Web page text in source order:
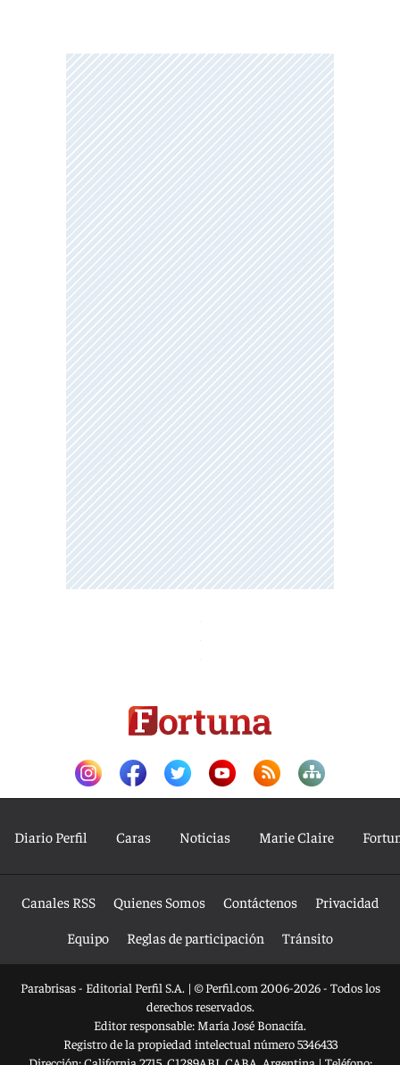
Diario Perfil Caras Noticias Marie Claire
Canales RSS Quienes Somos Contáctenos
Privacidad
Equipo
Reglas de participación Tránsito
Parabrisas - Editorial Perfil S.A. | © Perfil.com 2006-2026 - Todos los
derechos reservados.
Editor responsable: María José Bonacifa.
Registro de la propiedad intelectual número 5346433